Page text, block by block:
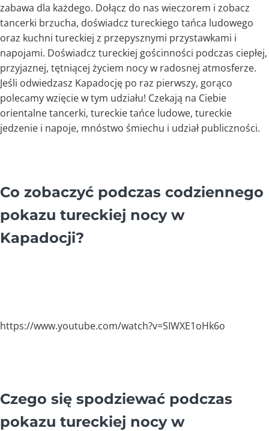
zabawa dla każdego. Dołącz do nas wieczorem i zobacz
tancerki brzucha, doświadcz tureckiego tańca ludowego
oraz kuchni tureckiej z przepysznymi przystawkami i
napojami. Doświadcz tureckiej gościnności podczas ciepłej,
przyjaznej, tętniącej życiem nocy w radosnej atmosferze.
Jeśli odwiedzasz Kapadocję po raz pierwszy, gorąco
polecamy wzięcie w tym udziału! Czekają na Ciebie
orientalne tancerki, tureckie tańce ludowe, tureckie
jedzenie i napoje, mnóstwo śmiechu i udział publiczności.
Co zobaczyć podczas codziennego
pokazu tureckiej nocy w
Kapadocji?
https://www.youtube.com/watch?v=SIWXE1oHk6o
Czego się spodziewać podczas
pokazu tureckiej nocy w